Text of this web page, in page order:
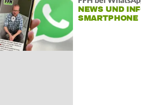
NEWS UND
SMARTPHONE